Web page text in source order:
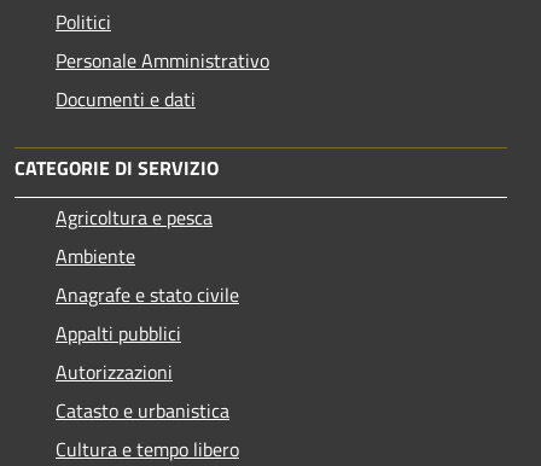
Politici
Personale Amministrativo
Documenti e dati
CATEGORIE DI SERVIZIO
Agricoltura e pesca
Ambiente
Anagrafe e stato civile
Appalti pubblici
Autorizzazioni
Catasto e urbanistica
Cultura e tempo libero